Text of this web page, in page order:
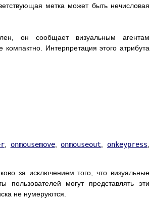
метка может быть нечисловая
он сообщает визуальным агентам
Интерпретация этого атрибута
, onmousemove, onmouseout, onkeypress,
за исключением того, что визуальные
пользователей могут представлять эти
не нумеруются.